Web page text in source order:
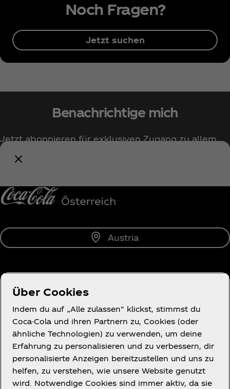
Noch Fragen?
Jetzt suchen
Benachrichtige mich
Jetzt abonnieren für exklusiven Zugang zu allem
rund um Coca‑Cola!
Austria
Über uns
Wir helfen gern.
Über Cookies
Indem du auf „Alle zulassen“ klickst, stimmst du
Coca-Cola und ihren Partnern zu, Cookies (oder
ähnliche Technologien) zu verwenden, um deine
Erfahrung zu personalisieren und zu verbessern, dir
personalisierte Anzeigen bereitzustellen und uns zu
helfen, zu verstehen, wie unsere Website genutzt
wird. Notwendige Cookies sind immer aktiv, da sie